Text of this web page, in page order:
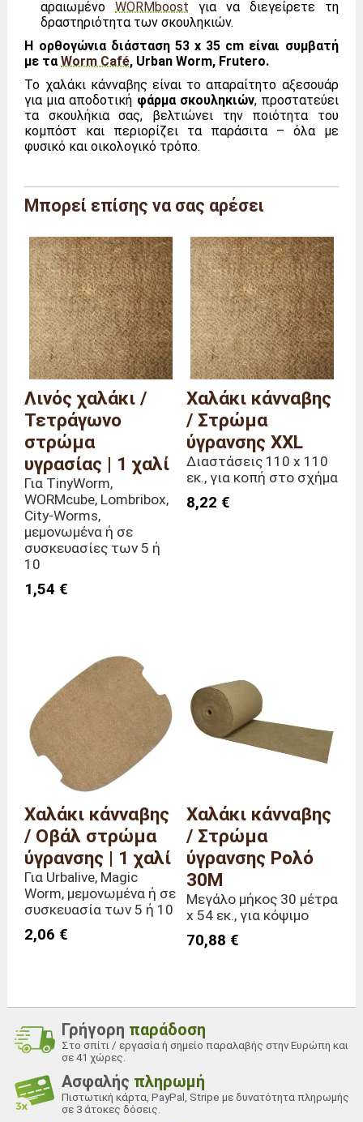
αραιωμένοWORMboost για να διεγείρετε τη
δραστηριότητα των σκουληκιών.
Η ορθογώνια διάσταση 53 x 35 cm είναι συμβατή
με ταWorm Café, Urban Worm, Frutero.
Το χαλάκι κάνναβης είναι το απαραίτητο αξεσουάρ
για μια αποδοτική φάρμα σκουληκιών, προστατεύει
τα σκουλήκια σας, βελτιώνει την ποιότητα του
κομπόστ και περιορίζει τα παράσιτα – όλα με
φυσικό και οικολογικό τρόπο.
Μάρκα
Φάρμα του Μούττα
Αναφορά
TC/RECT/1
ΜΕΓΕΘΟΣ
1 χαλί
Διαστάσεις
(συνολικές)
μήκος 53 x βάθος 1 x
ύψος 35 εκ.
Βάρος
150 γραμμάρια
Μπορεί επίσης να σας αρέσει
Λινός χαλάκι /
Τετράγωνο
στρώμα
υγρασίας | 1 χαλί
Για TinyWorm,
WORMcube, Lombribox,
City-Worms,
μεμονωμένα ή σε
συσκευασίες των 5 ή
10
1,54 €
Χαλάκι κάνναβης
/ Στρώμα
ύγρανσης XXL
Διαστάσεις 110 x 110
εκ., για κοπή στο σχήμα
8,22 €
Χαλάκι κάνναβης
/ Οβάλ στρώμα
ύγρανσης | 1 χαλί
Για Urbalive, Magic
Worm, μεμονωμένα ή σε
συσκευασία των 5 ή 10
2,06 €
Χαλάκι κάνναβης
/ Στρώμα
ύγρανσης Ρολό
30M
Μεγάλο μήκος 30 μέτρα
x 54 εκ., για κόψιμο
70,88 €
Γρήγορη παράδοση
Στο σπίτι / εργασία ή σημείο παραλαβής στην Ευρώπη και
σε 41 χώρες.
Ασφαλής πληρωμή
Πιστωτική κάρτα, PayPal, Stripe με δυνατότητα πληρωμής
σε 3 άτοκες δόσεις.